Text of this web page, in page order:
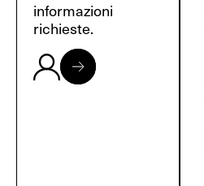
informazioni
richieste.